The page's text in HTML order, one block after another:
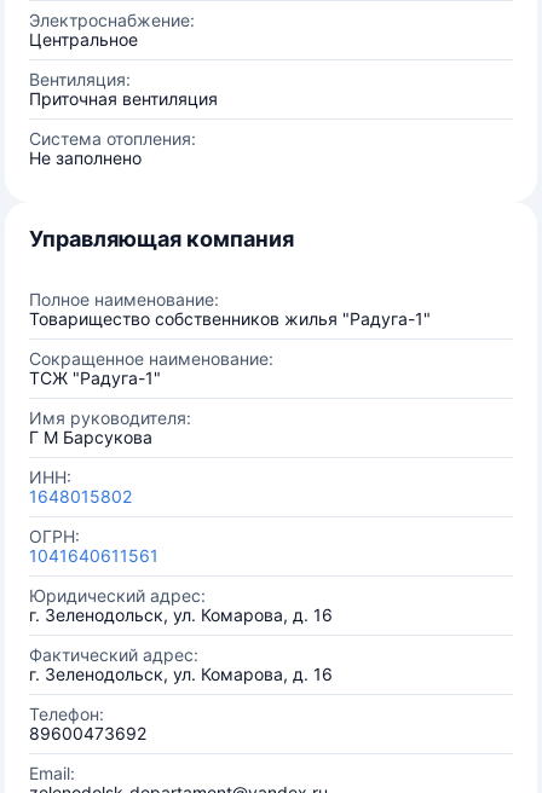
Электроснабжение:
Центральное
Вентиляция:
Приточная вентиляция
Система отопления:
Не заполнено
Управляющая компания
Полное наименование:
Товарищество собственников жилья "Радуга-1"
Сокращенное наименование:
ТСЖ "Радуга-1"
Имя руководителя:
Г М Барсукова
ИНН:
1648015802
ОГРН:
1041640611561
Юридический адрес:
г. Зеленодольск, ул. Комарова, д. 16
Фактический адрес:
г. Зеленодольск, ул. Комарова, д. 16
Телефон:
89600473692
Email: